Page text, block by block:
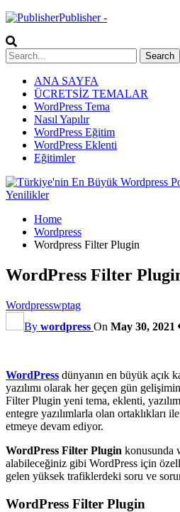
Publisher -
ANA SAYFA
ÜCRETSİZ TEMALAR
WordPress Tema
Nasıl Yapılır
WordPress Eğitim
WordPress Eklenti
Eğitimler
Home
Wordpress
Wordpress Filter Plugin
WordPress Filter
Wordpresswptag
By wordpress On May 30, 2021
WordPress dünyanın en büyük açık
yazılımı olarak her geçen gün
Filter Plugin yeni tema, eklenti,
entegre yazılımlarla olan ortaklıkları
etmeye devam ediyor.
WordPress Filter Plugin konusunda
alabileceğiniz gibi WordPress için
gelen yüksek trafiklerdeki soru ve
WordPress Filter Plugin